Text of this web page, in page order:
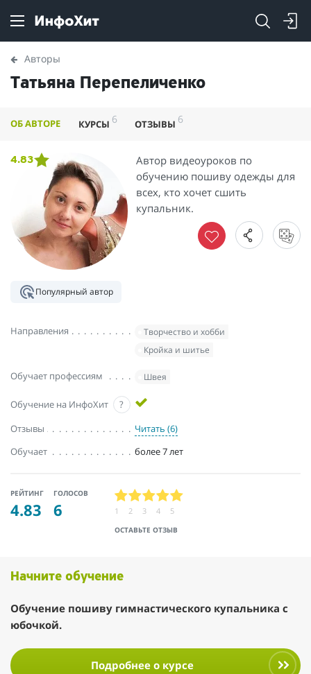
Авторы
Татьяна Перепеличенко
ОБ АВТОРЕ КУРСЫ 6 ОТЗЫВЫ 6
4.83
Автор видеоуроков по
обучению пошиву одежды для
всех, кто хочет сшить
купальник.
Популярный автор
Направления
Творчество и хобби
Кройка и шитье
Обучает профессиям Швея
Обучение на ИнфоХит
?
Отзывы
Читать (6)
Обучает
более 7 лет
РЕЙТИНГ
4.83
ГОЛОСОВ
6
ОСТАВЬТЕ ОТЗЫВ
1 2 3 4 5
Начните обучение
Обучение пошиву гимнастического купальника с
юбочкой.
Подробнее о курсе